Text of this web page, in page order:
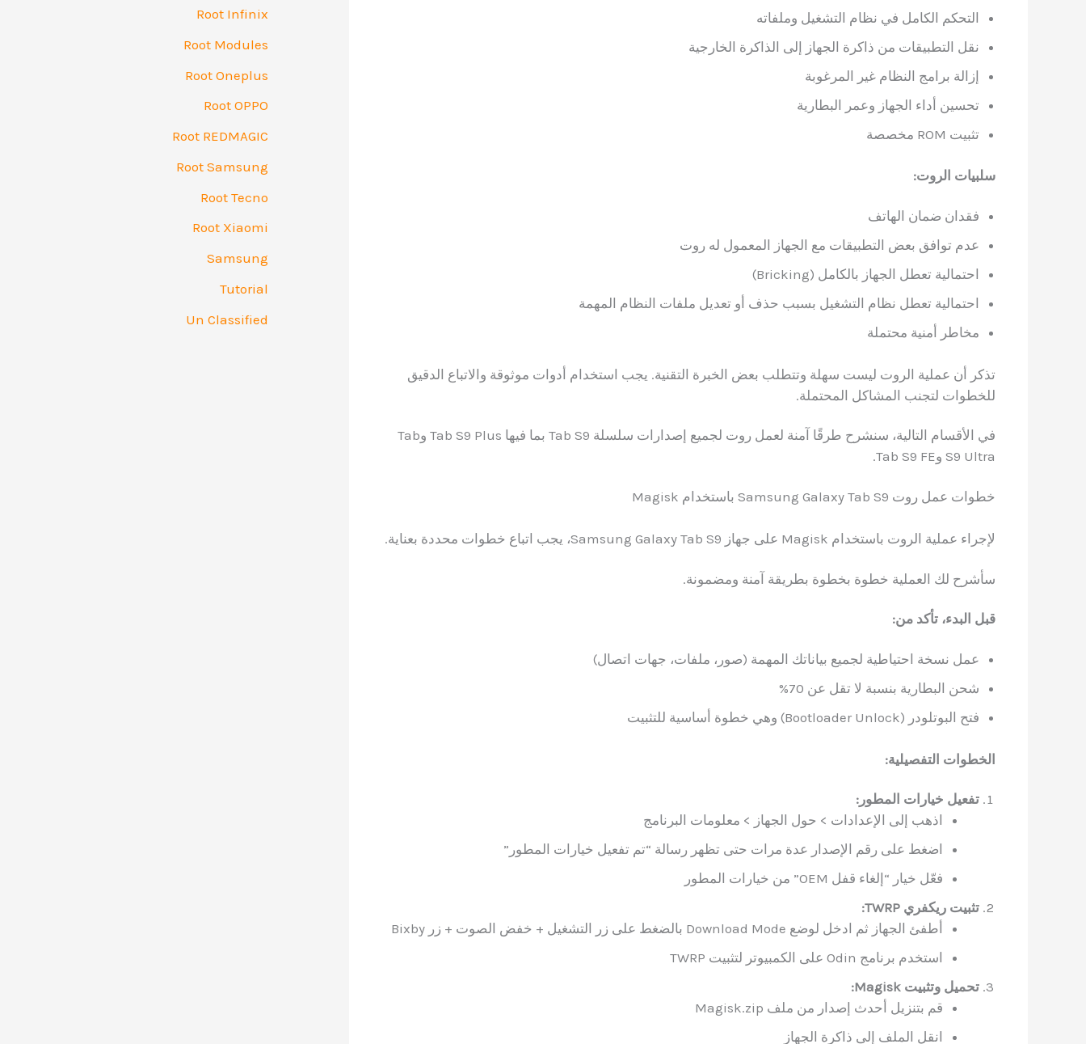
التحكم الكامل في نظام التشغيل وملفاته
نقل التطبيقات من ذاكرة الجهاز إلى الذاكرة الخارجية
إزالة برامج النظام غير المرغوبة
تحسين أداء الجهاز وعمر البطارية
تثبيت ROM مخصصة
سلبيات الروت:
فقدان ضمان الهاتف
عدم توافق بعض التطبيقات مع الجهاز المعمول له روت
احتمالية تعطل الجهاز بالكامل (Bricking)
احتمالية تعطل نظام التشغيل بسبب حذف أو تعديل ملفات النظام المهمة
مخاطر أمنية محتملة
تذكر أن عملية الروت ليست سهلة وتتطلب بعض الخبرة التقنية. يجب استخدام أدوات موثوقة والاتباع الدقيق
للخطوات لتجنب المشاكل المحتملة.
في الأقسام التالية، سنشرح طرقًا آمنة لعمل روت لجميع إصدارات سلسلة Tab S9 بما فيها Tab S9 Plus وTab
S9 Ultra وTab S9 FE.
خطوات عمل روت Samsung Galaxy Tab S9 باستخدام Magisk
لإجراء عملية الروت باستخدام Magisk على جهاز Samsung Galaxy Tab S9، يجب اتباع خطوات محددة بعناية.
سأشرح لك العملية خطوة بخطوة بطريقة آمنة ومضمونة.
قبل البدء، تأكد من:
عمل نسخة احتياطية لجميع بياناتك المهمة (صور، ملفات، جهات اتصال)
شحن البطارية بنسبة لا تقل عن 70%
فتح البوتلودر (Bootloader Unlock) وهي خطوة أساسية للتثبيت
الخطوات التفصيلية:
تفعيل خيارات المطور:
اذهب إلى الإعدادات > حول الجهاز > معلومات البرنامج
اضغط على رقم الإصدار عدة مرات حتى تظهر رسالة “تم تفعيل خيارات المطور”
فعّل خيار “إلغاء قفل OEM” من خيارات المطور
تثبيت ريكفري TWRP:
أطفئ الجهاز ثم ادخل لوضع Download Mode بالضغط على زر التشغيل + خفض الصوت + زر Bixby
استخدم برنامج Odin على الكمبيوتر لتثبيت TWRP
تحميل وتثبيت Magisk:
قم بتنزيل أحدث إصدار من ملف Magisk.zip
انقل الملف إلى ذاكرة الجهاز
Root Infinix
Root Modules
Root Oneplus
Root OPPO
Root REDMAGIC
Root Samsung
Root Tecno
Root Xiaomi
Samsung
Tutorial
Un Classified